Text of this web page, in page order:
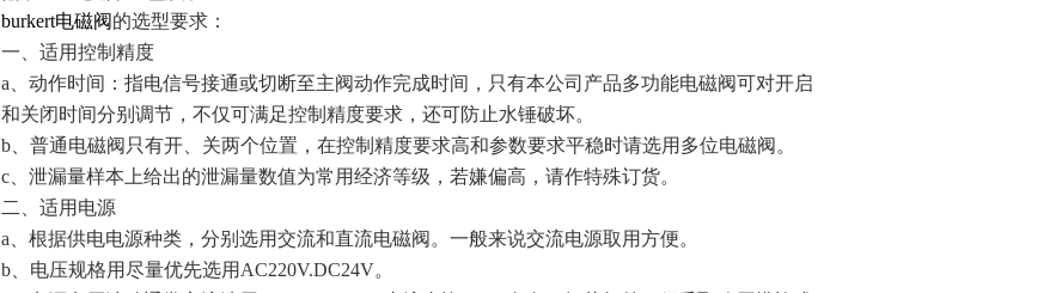
burkert电磁阀的选型要求：
一、适用控制精度
a、动作时间：指电信号接通或切断至主阀动作完成时间，只有本公司产品多功能电磁阀可对开启
和关闭时间分别调节，不仅可满足控制精度要求，还可防止水锤破坏。
b、普通电磁阀只有开、关两个位置，在控制精度要求高和参数要求平稳时请选用多位电磁阀。
c、泄漏量样本上给出的泄漏量数值为常用经济等级，若嫌偏高，请作特殊订货。
二、适用电源
a、根据供电电源种类，分别选用交流和直流电磁阀。一般来说交流电源取用方便。
b、电压规格用尽量优先选用AC220V.DC24V。